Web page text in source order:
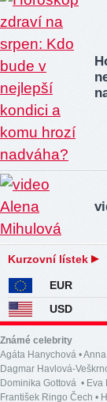
Kurzovní lístek
EUR
USD
Známé celebrity
Agáta Hanychová •
Dagmar Havlová-
Dominika Gottová • Eva
František Ringo Čech •